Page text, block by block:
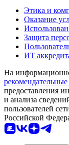
Этика и
Оказание
Защита
ИТ
На
предоставления
и анализа
пользователей
Российской